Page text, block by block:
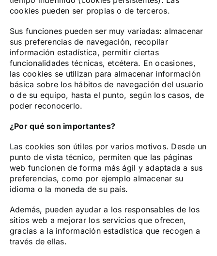
cookies pueden ser propias o de terceros.
Sus funciones pueden ser muy variadas: almacenar
sus preferencias de navegación, recopilar
información estadística, permitir ciertas
funcionalidades técnicas, etcétera. En ocasiones,
las cookies se utilizan para almacenar información
básica sobre los hábitos de navegación del usuario
o de su equipo, hasta el punto, según los casos, de
poder reconocerlo.
¿Por qué son importantes?
Las cookies son útiles por varios motivos. Desde un
punto de vista técnico, permiten que las páginas
web funcionen de forma más ágil y adaptada a sus
preferencias, como por ejemplo almacenar su
idioma o la moneda de su país.
Además, pueden ayudar a los responsables de los
sitios web a mejorar los servicios que ofrecen,
gracias a la información estadística que recogen a
través de ellas.